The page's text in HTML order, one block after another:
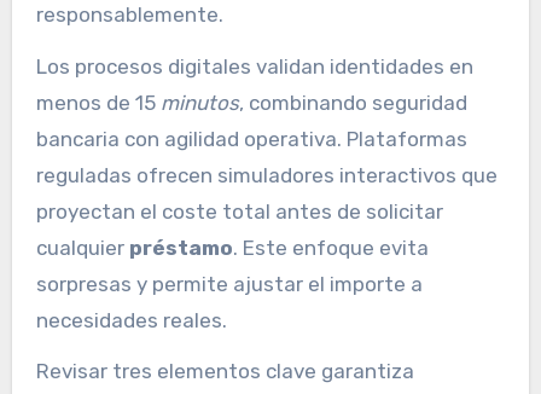
responsablemente.
Los procesos digitales validan identidades en
menos de 15 minutos, combinando seguridad
bancaria con agilidad operativa. Plataformas
reguladas ofrecen simuladores interactivos que
proyectan el coste total antes de solicitar
cualquier préstamo. Este enfoque evita
sorpresas y permite ajustar el importe a
necesidades reales.
Revisar tres elementos clave garantiza